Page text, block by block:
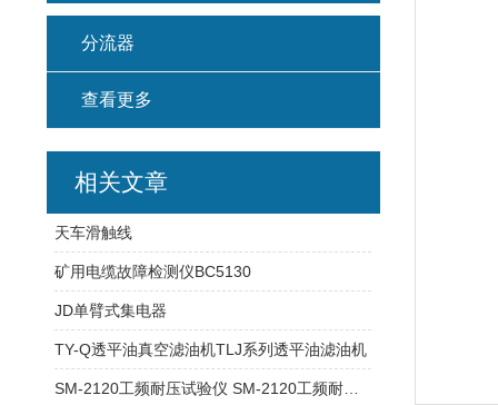
分流器
查看更多
相关文章
天车滑触线
矿用电缆故障检测仪BC5130
JD单臂式集电器
TY-Q透平油真空滤油机TLJ系列透平油滤油机